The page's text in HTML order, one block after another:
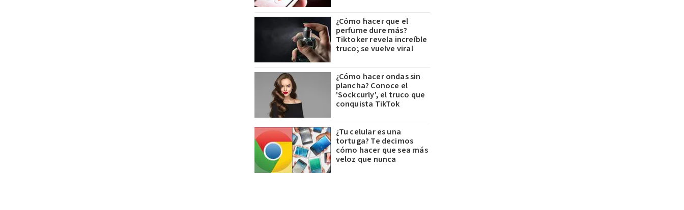
¿Cómo hacer que el
perfume dure más?
Tiktoker revela increíble
truco; se vuelve viral
¿Cómo hacer ondas sin
plancha? Conoce el
'Sockcurly', el truco que
conquista TikTok
¿Tu celular es una
tortuga? Te decimos
cómo hacer que sea más
veloz que nunca